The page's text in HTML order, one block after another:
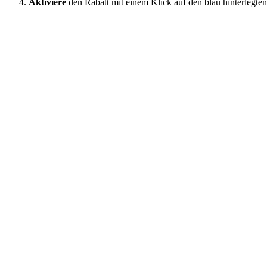
Aktiviere den Rabatt mit einem Klick auf den blau